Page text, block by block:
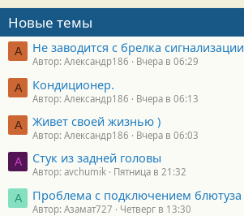
Новые темы
А Не заводится с брелка сигнализации
Автор: Александр186 Вчера в 06:29
А Кондиционер.
Автор: Александр186 Вчера в 06:13
А Живет своей жизнью )
Автор: Александр186 Вчера в 06:03
A Стук из задней головы
Автор: avchumik Пятница в 21:32
А Проблема с подключением блютуза
Автор: Азамат727 Четверг в 13:30